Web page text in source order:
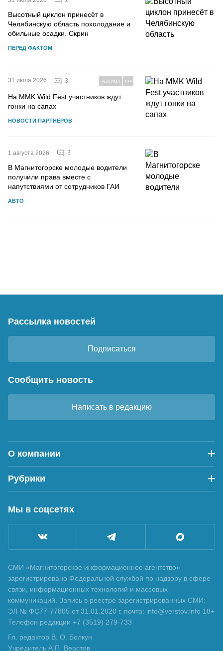
Высотный циклон принесёт в
Челябинскую область похолодание и
обильные осадки. Скрин
ПЕРЕД ФАКТОМ
31 июля 2026 3 РЕКЛАМА
На MMK Wild Fest участников ждут
гонки на сапах
НОВОСТИ ПАРТНЕРОВ
1 августа 2026 3
В Магнитогорске молодые водители
получили права вместе с
напутствиями от сотрудников ГАИ
АВТО
Рассылка новостей
Подписаться
Сообщить новость
Написать в редакцию
О компании
Рубрики
Мы в соцсетях
СМИ «Магнитогорское информационное агентство»
зарегистрировано Федеральной службой по надзору в сфере
связи, информационных технологий и массовых
коммуникаций. Запись в реестре зарегистрированных СМИ:
ЭЛ № ФС77-77805 от 31.01.2020 г. почта: info@verstov.info 18+
Телефон редакции +7 (3519) 279-733
Гл. редактор В. О. Болкун
Учредитель А.П. Верстов